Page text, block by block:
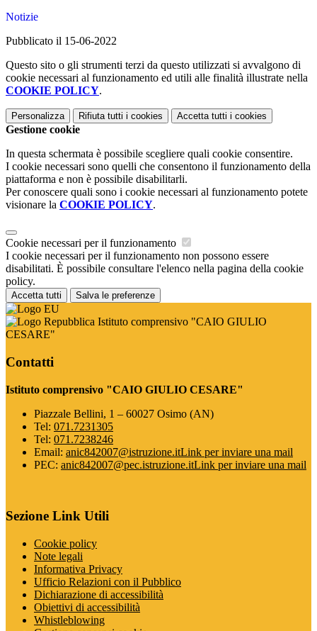
Notizie
Pubblicato il 15-06-2022
Questo sito o gli strumenti terzi da questo utilizzati si avvalgono di
cookie necessari al funzionamento ed utili alle finalità illustrate nella
COOKIE POLICY.
Personalizza Rifiuta tutti i cookies Accetta tutti i cookies
Gestione cookie
In questa schermata è possibile scegliere quali cookie consentire.
I cookie necessari sono quelli che consentono il funzionamento della
piattaforma e non è possibile disabilitarli.
Per conoscere quali sono i cookie necessari al funzionamento potete
visionare la COOKIE POLICY.
Cookie necessari per il funzionamento
I cookie necessari per il funzionamento non possono essere
disabilitati. È possibile consultare l'elenco nella pagina della cookie
policy.
Accetta tutti Salva le preferenze
Istituto comprensivo "CAIO GIULIO
CESARE"
Contatti
Istituto comprensivo "CAIO GIULIO CESARE"
Piazzale Bellini, 1 – 60027 Osimo (AN)
Tel: 071.7231305
Tel: 071.7238246
Email: anic842007@istruzione.itLink per inviare una mail
PEC: anic842007@pec.istruzione.itLink per inviare una mail
Sezione Link Utili
Cookie policy
Note legali
Informativa Privacy
Ufficio Relazioni con il Pubblico
Dichiarazione di accessibilità
Obiettivi di accessibilità
Whistleblowing